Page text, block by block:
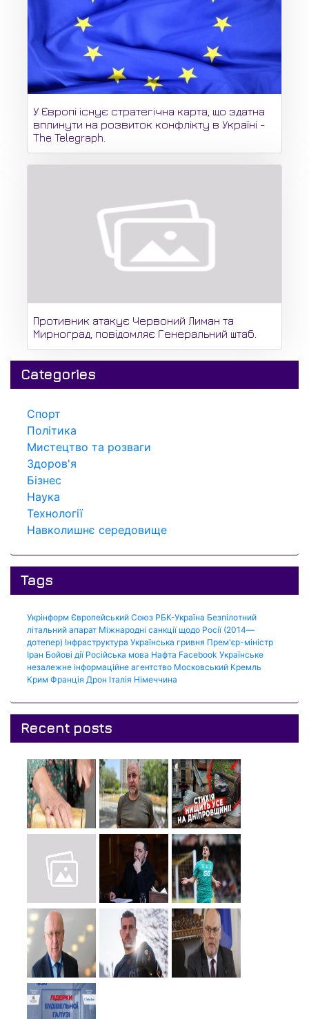
У Європі існує стратегічна карта, що здатна
вплинути на розвиток конфлікту в Україні -
The Telegraph.
Противник атакує Червоний Лиман та
Мирноград, повідомляє Генеральний штаб.
Categories
Спорт
Політика
Мистецтво та розваги
Здоров'я
Бізнес
Наука
Технології
Навколишнє середовище
Tags
Укрінформ Європейський Союз РБК-Україна Безпілотний
літальний апарат Міжнародні санкції щодо Росії (2014—
дотепер) Інфраструктура Українська гривня Прем'єр-міністр
Іран Бойові дії Російська мова Нафта Facebook Українське
незалежне інформаційне агентство Московський Кремль
Крим Франція Дрон Італія Німеччина
Recent posts